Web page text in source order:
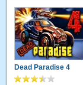
Dead Paradise 4